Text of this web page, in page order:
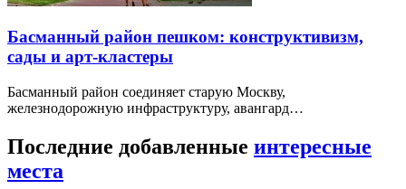
Басманный район пешком: конструктивизм,
сады и арт-кластеры
Басманный район соединяет старую Москву,
железнодорожную инфраструктуру, авангард…
Последние добавленные интересные
места